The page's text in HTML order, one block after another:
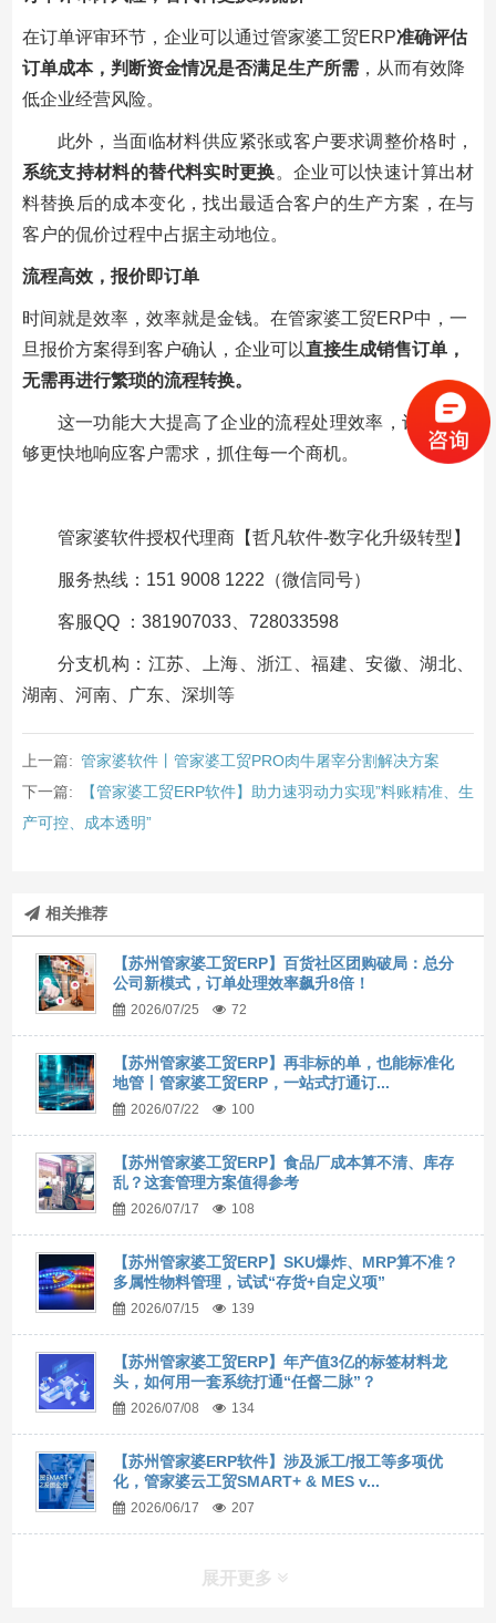
在订单评审环节，企业可以通过管家婆工贸ERP准确评估
订单成本，判断资金情况是否满足生产所需，从而有效降
低企业经营风险。
此外，当面临材料供应紧张或客户要求调整价格时，
系统支持材料的替代料实时更换。企业可以快速计算出材
料替换后的成本变化，找出最适合客户的生产方案，在与
客户的侃价过程中占据主动地位。
流程高效，报价即订单
时间就是效率，效率就是金钱。在管家婆工贸ERP中，一
旦报价方案得到客户确认，企业可以直接生成销售订单，
无需再进行繁琐的流程转换。
这一功能大大提高了企业的流程处理效率，让企业能
够更快地响应客户需求，抓住每一个商机。
管家婆软件授权代理商【哲凡软件-数字化升级转型】
服务热线：151 9008 1222（微信同号）
客服QQ ：381907033、728033598
分支机构：江苏、上海、浙江、福建、安徽、湖北、
湖南、河南、广东、深圳等
上一篇: 管家婆软件丨管家婆工贸PRO肉牛屠宰分割解决方案
下一篇:
【管家婆工贸ERP软件】助力速羽动力实现”料账精准、生
产可控、成本透明”
相关推荐
【苏州管家婆工贸ERP】百货社区团购破局：总分
公司新模式，订单处理效率飙升8倍！
2026/07/25 72
【苏州管家婆工贸ERP】再非标的单，也能标准化
地管丨管家婆工贸ERP，一站式打通订...
2026/07/22 100
【苏州管家婆工贸ERP】食品厂成本算不清、库存
乱？这套管理方案值得参考
2026/07/17 108
【苏州管家婆工贸ERP】SKU爆炸、MRP算不准？
多属性物料管理，试试“存货+自定义项”
2026/07/15 139
【苏州管家婆工贸ERP】年产值3亿的标签材料龙
头，如何用一套系统打通“任督二脉”？
2026/07/08 134
【苏州管家婆ERP软件】涉及派工/报工等多项优
化，管家婆云工贸SMART+ & MES v...
2026/06/17 207
展开更多